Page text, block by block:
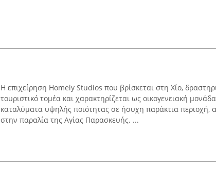
Η επιχείρηση Homely Studios που βρίσκεται στη Χίο,
τουριστικό τομέα και χαρακτηρίζεται ως οικογενειακή
καταλύματα υψηλής ποιότητας σε ήσυχη παράκτια περιοχή,
στην παραλία της Αγίας Παρασκευής. ...